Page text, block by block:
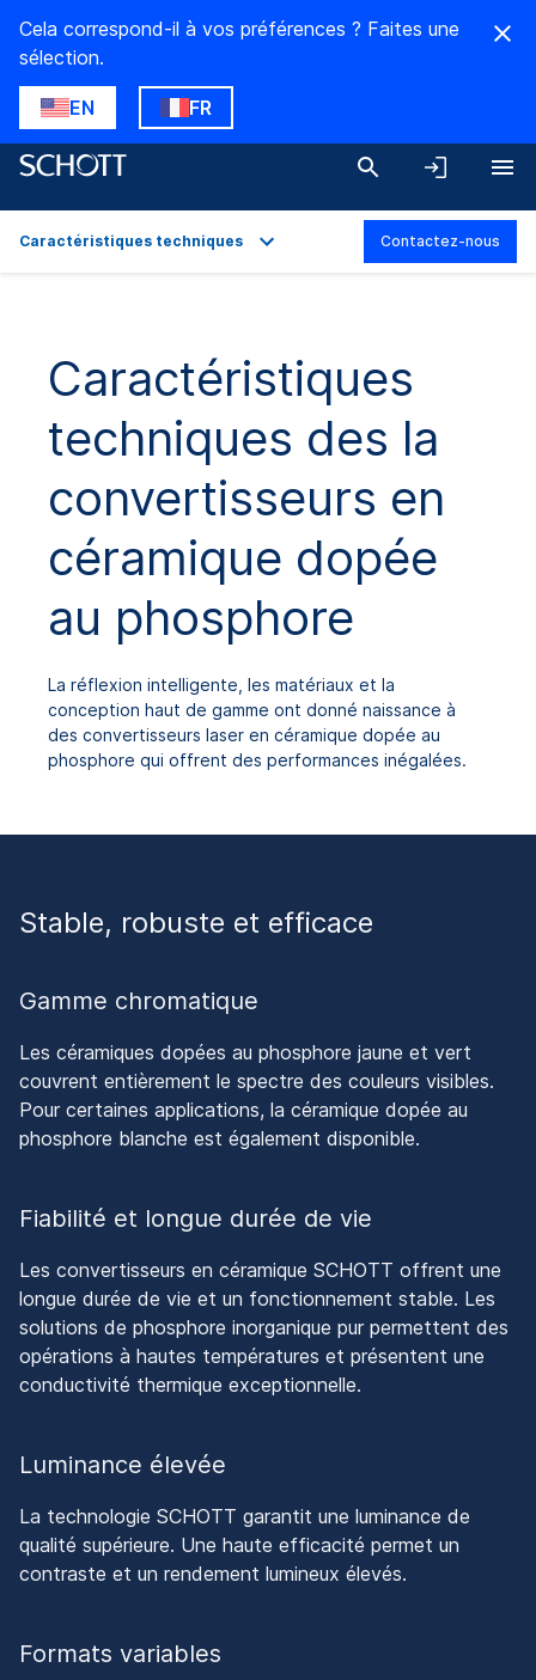
Cela correspond-il à vos préférences ? Faites une
sélection.
EN FR
Caractéristiques techniques
Gammes de produit
Téléchargements
Caractéristiques techniques Contactez-nous
Caractéristiques
techniques des la
convertisseurs en
céramique dopée
au phosphore
La réflexion intelligente, les matériaux et la
conception haut de gamme ont donné naissance à
des convertisseurs laser en céramique dopée au
phosphore qui offrent des performances inégalées.
Stable, robuste et efficace
Gamme chromatique
Les céramiques dopées au phosphore jaune et vert
couvrent entièrement le spectre des couleurs visibles.
Pour certaines applications, la céramique dopée au
phosphore blanche est également disponible.
Fiabilité et longue durée de vie
Les convertisseurs en céramique SCHOTT offrent une
longue durée de vie et un fonctionnement stable. Les
solutions de phosphore inorganique pur permettent des
opérations à hautes températures et présentent une
conductivité thermique exceptionnelle.
Luminance élevée
La technologie SCHOTT garantit une luminance de
qualité supérieure. Une haute efficacité permet un
contraste et un rendement lumineux élevés.
Formats variables